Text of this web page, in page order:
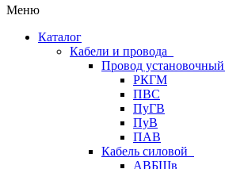
Меню
Каталог
Кабели и провода
Провод установочный
РКГМ
ПВС
ПуГВ
ПуВ
ПАВ
Кабель силовой
АВБШв